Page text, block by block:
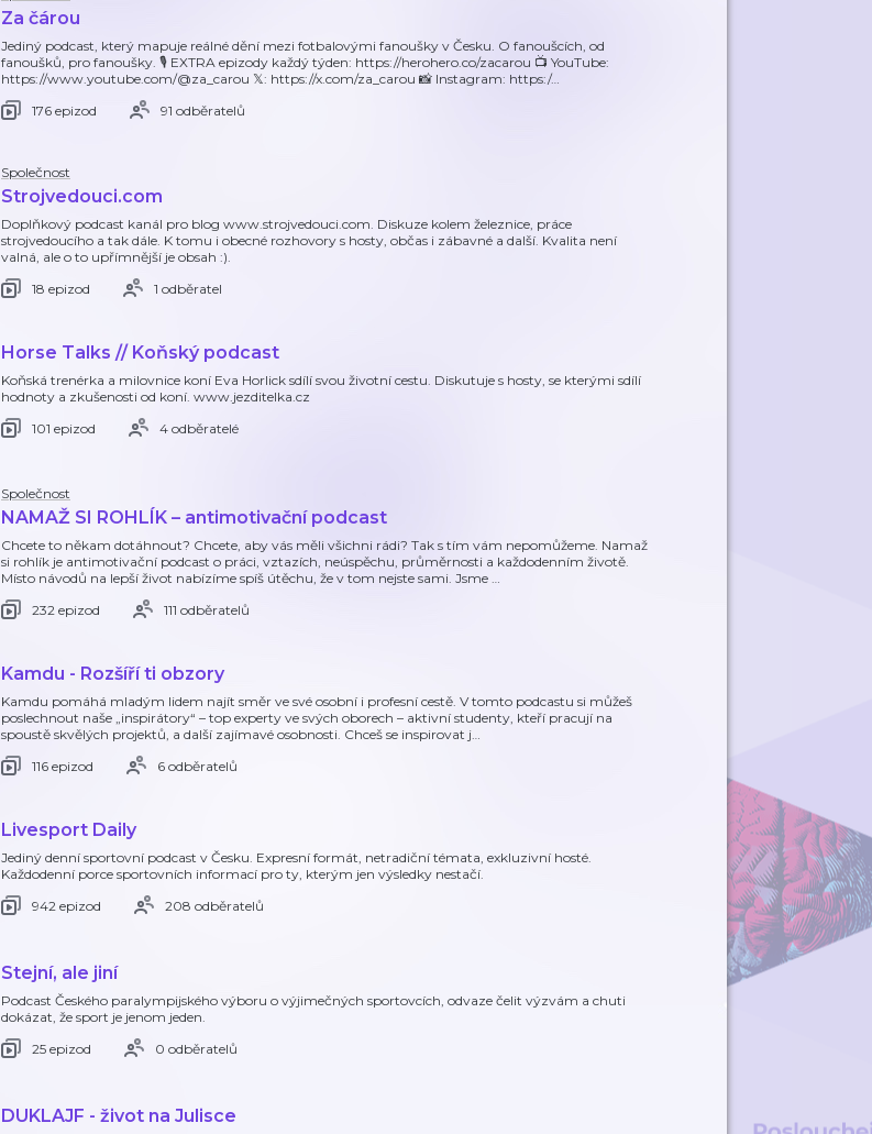
Za čárou
Jediný podcast, který mapuje reálné dění mezi fotbalovými fanoušky v Česku. O fanoušcích, od
fanoušků, pro fanoušky. 🎙️ EXTRA epizody každý týden: https://herohero.co/zacarou 📺 YouTube:
https://www.youtube.com/@za_carou 𝕏: https://x.com/za_carou 📸 Instagram: https:/…
176 epizod
91 odběratelů
Společnost
Strojvedouci.com
Doplňkový podcast kanál pro blog www.strojvedouci.com. Diskuze kolem železnice, práce
strojvedoucího a tak dále. K tomu i obecné rozhovory s hosty, občas i zábavné a další. Kvalita není
valná, ale o to upřímnější je obsah :).
18 epizod
1 odběratel
Horse Talks // Koňský podcast
Koňská trenérka a milovnice koní Eva Horlick sdílí svou životní cestu. Diskutuje s hosty, se kterými sdílí
hodnoty a zkušenosti od koní. www.jezditelka.cz
101 epizod
4 odběratelé
Společnost
NAMAŽ SI ROHLÍK – antimotivační podcast
Chcete to někam dotáhnout? Chcete, aby vás měli všichni rádi? Tak s tím vám nepomůžeme. Namaž
si rohlík je antimotivační podcast o práci, vztazích, neúspěchu, průměrnosti a každodenním životě.
Místo návodů na lepší život nabízíme spíš útěchu, že v tom nejste sami. Jsme …
232 epizod
111 odběratelů
Kamdu - Rozšíří ti obzory
Kamdu pomáhá mladým lidem najít směr ve své osobní i profesní cestě. V tomto podcastu si můžeš
poslechnout naše „inspirátory“ – top experty ve svých oborech – aktivní studenty, kteří pracují na
spoustě skvělých projektů, a další zajímavé osobnosti. Chceš se inspirovat j…
116 epizod
6 odběratelů
Livesport Daily
Jediný denní sportovní podcast v Česku. Expresní formát, netradiční témata, exkluzivní hosté.
Každodenní porce sportovních informací pro ty, kterým jen výsledky nestačí.
942 epizod
208 odběratelů
Stejní, ale jiní
Podcast Českého paralympijského výboru o výjimečných sportovcích, odvaze čelit výzvám a chuti
dokázat, že sport je jenom jeden.
25 epizod
0 odběratelů
DUKLAJF - život na Julisce